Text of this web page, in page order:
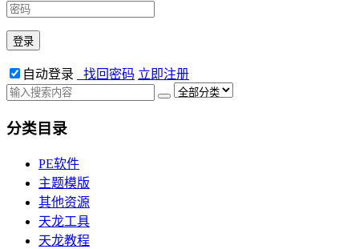
自动登录 找回密码 立即注册
分类目录
PE软件
主题模版
其他资源
天龙工具
天龙教程